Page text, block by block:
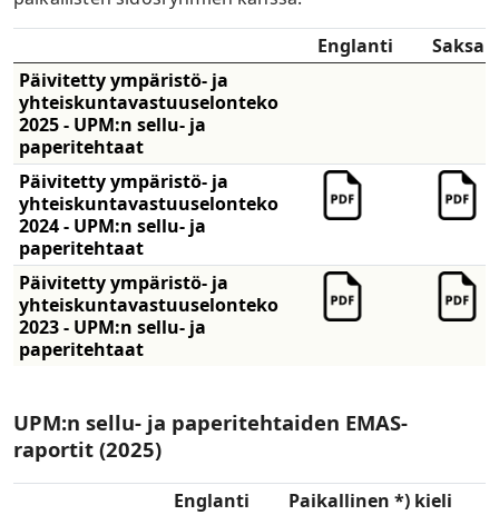
Englanti
Saksa
Päivitetty ympäristö- ja
yhteiskuntavastuuselonteko
2025 - UPM:n sellu- ja
paperitehtaat
Päivitetty ympäristö- ja
yhteiskuntavastuuselonteko
2024 - UPM:n sellu- ja
paperitehtaat
Päivitetty ympäristö- ja
yhteiskuntavastuuselonteko
2023 - UPM:n sellu- ja
paperitehtaat
UPM:n sellu- ja paperitehtaiden EMAS-
raportit (2025)
Englanti
Paikallinen *) kieli